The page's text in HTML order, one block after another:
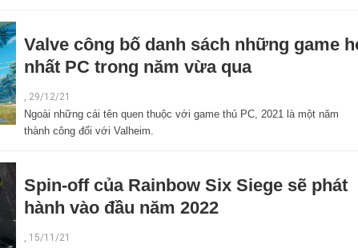
Valve công bố danh sách những game
nhất PC trong năm vừa qua
, 29/12/21
Ngoài những cái tên quen thuộc với game thủ PC, 2021 là một năm
thành công đối với Valheim.
Spin-off của Rainbow Six Siege sẽ phát
hành vào đầu năm 2022
, 15/11/21